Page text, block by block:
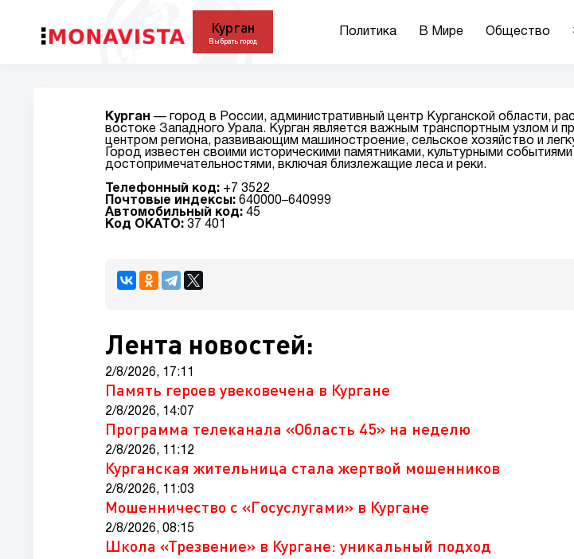
Курган
Выбрать город
Политика В Мире Общество
Курган — город в России, административный центр Курганской области,
востоке Западного Урала. Курган является важным транспортным узлом и
центром региона, развивающим машиностроение, сельское хозяйство и
Город известен своими историческими памятниками, культурными
достопримечательностями, включая близлежащие леса и реки.
Телефонный код: +7 3522
Почтовые индексы: 640000–640999
Автомобильный код: 45
Код ОКАТО: 37 401
Лента новостей:
2/8/2026, 17:11
Память героев увековечена в Кургане
2/8/2026, 14:07
Программа телеканала «Область 45» на неделю
2/8/2026, 11:12
Курганская жительница стала жертвой мошенников
2/8/2026, 11:03
Мошенничество с «Госуслугами» в Кургане
2/8/2026, 08:15
Школа «Трезвение» в Кургане: уникальный подход